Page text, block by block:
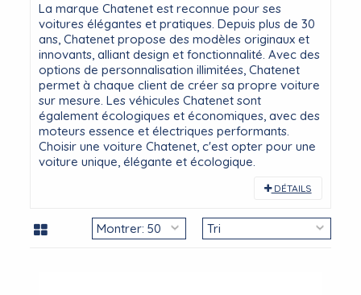
La marque Chatenet est reconnue pour ses
voitures élégantes et pratiques. Depuis plus de 30
ans, Chatenet propose des modèles originaux et
innovants, alliant design et fonctionnalité. Avec des
options de personnalisation illimitées, Chatenet
permet à chaque client de créer sa propre voiture
sur mesure. Les véhicules Chatenet sont
également écologiques et économiques, avec des
moteurs essence et électriques performants.
Choisir une voiture Chatenet, c'est opter pour une
voiture unique, élégante et écologique.
DÉTAILS